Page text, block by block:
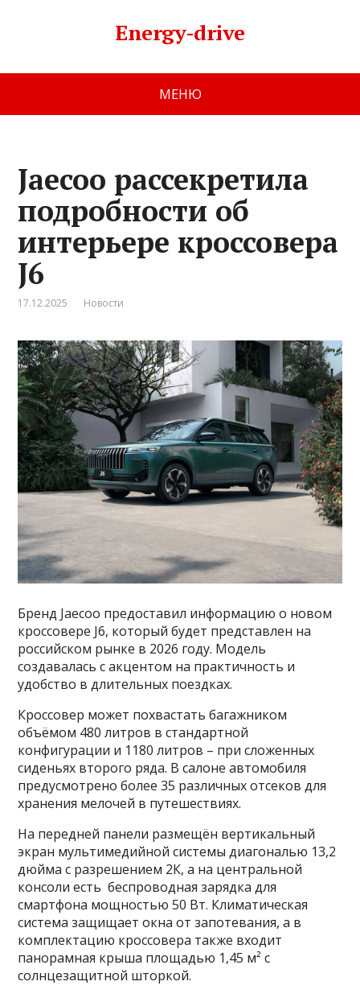
Energy-drive
МЕНЮ
Jaecoo рассекретила
подробности об
интерьере кроссовера
J6
17.12.2025 Новости
Бренд Jaecoo предоставил информацию о новом
кроссовере J6, который будет представлен на
российском рынке в 2026 году. Модель
создавалась с акцентом на практичность и
удобство в длительных поездках.
Кроссовер может похвастать багажником
объёмом 480 литров в стандартной
конфигурации и 1180 литров – при сложенных
сиденьях второго ряда. В салоне автомобиля
предусмотрено более 35 различных отсеков для
хранения мелочей в путешествиях.
На передней панели размещён вертикальный
экран мультимедийной системы диагональю 13,2
дюйма с разрешением 2К, а на центральной
консоли есть беспроводная зарядка для
смартфона мощностью 50 Вт. Климатическая
система защищает окна от запотевания, а в
комплектацию кроссовера также входит
панорамная крыша площадью 1,45 м² с
солнцезащитной шторкой.